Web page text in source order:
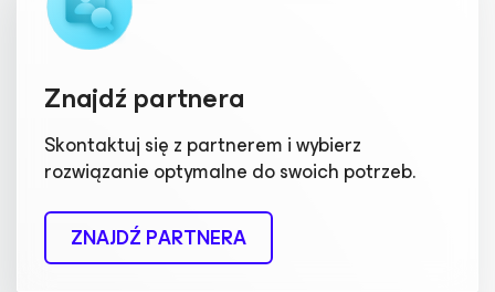
Znajdź partnera
Skontaktuj się z partnerem i wybierz
rozwiązanie optymalne do swoich potrzeb.
ZNAJDŹ PARTNERA